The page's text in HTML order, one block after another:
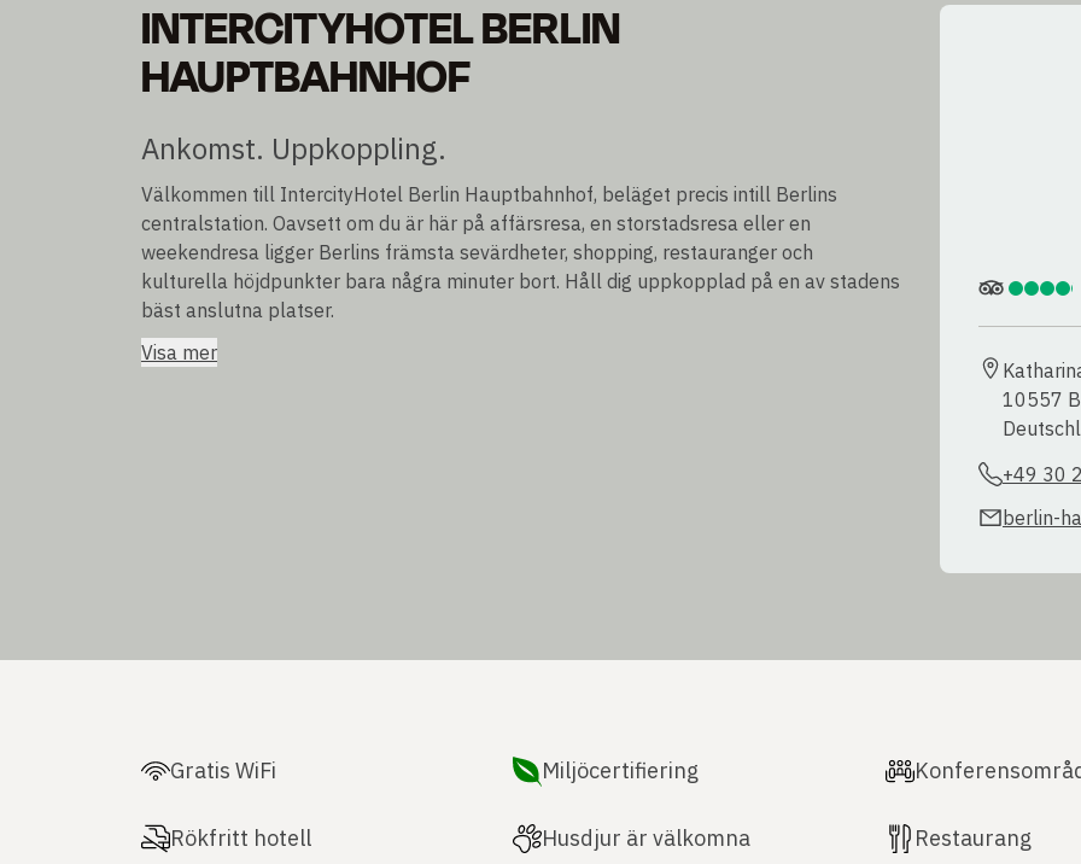
INTERCITYHOTEL BERLIN
HAUPTBAHNHOF
Ankomst. Uppkoppling.
Välkommen till IntercityHotel Berlin Hauptbahnhof, beläget precis intill Berlins
centralstation. Oavsett om du är här på affärsresa, en storstadsresa eller en
weekendresa ligger Berlins främsta sevärdheter, shopping, restauranger och
kulturella höjdpunkter bara några minuter bort. Håll dig uppkopplad på en av stadens
bäst anslutna platser.
Visa mer
10557
+49 30
berlin-
Gratis WiFi Miljöcertifiering
Rökfritt hotell Husdjur är välkomna Restaurang